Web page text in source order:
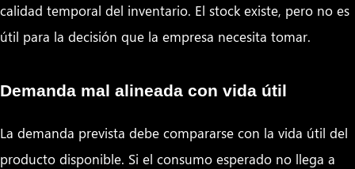
calidad temporal del inventario. El stock existe, pero no es
útil para la decisión que la empresa necesita tomar.
Demanda mal alineada con vida útil
La demanda prevista debe compararse con la vida útil del
producto disponible. Si el consumo esperado no llega a